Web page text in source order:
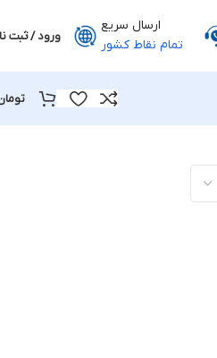
ارسال سریع
تمام نقاط کشور
ورود / ثبت